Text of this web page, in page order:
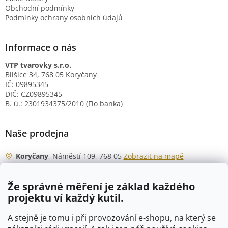
Že správné měření je základ každého
projektu ví každý kutil.
A stejně je tomu i při provozování e-shopu, na který se
Obchodní podmínky
Podmínky ochrany osobních údajů
Informace o nás
VTP tvarovky s.r.o.
Blišice 34, 768 05 Koryčany
IČ: 09895345
DIČ: CZ09895345
B. ú.: 2301934375/2010 (Fio banka)
Naše prodejna
Koryčany, Náměstí 109, 768 05 Zobrazit na mapě
Po - Čt
06:00 - 07:00
07:30 - 15:30
Pá
06:00 - 07:00
07:30 - 15:00